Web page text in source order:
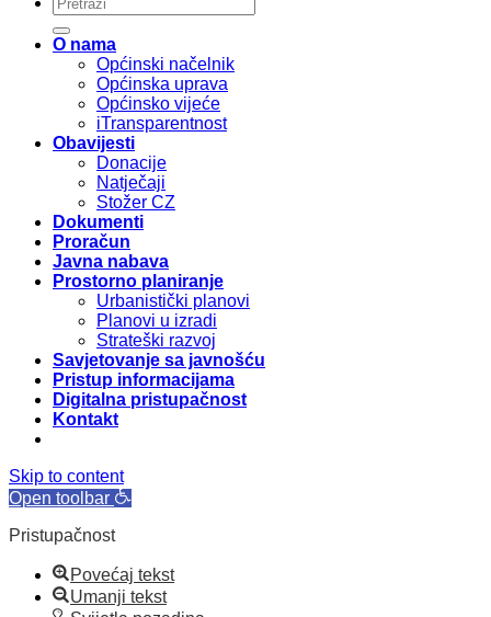
O nama
Općinski načelnik
Općinska uprava
Općinsko vijeće
iTransparentnost
Obavijesti
Donacije
Natječaji
Stožer CZ
Dokumenti
Proračun
Javna nabava
Prostorno planiranje
Urbanistički planovi
Planovi u izradi
Strateški razvoj
Savjetovanje sa javnošću
Pristup informacijama
Digitalna pristupačnost
Kontakt
Skip to content
Open toolbar
Pristupačnost
Povećaj tekst
Umanji tekst